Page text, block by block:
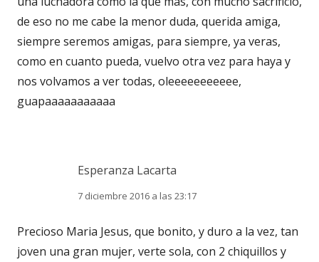
de eso no me cabe la menor duda, querida amiga,
siempre seremos amigas, para siempre, ya veras,
como en cuanto pueda, vuelvo otra vez para haya y
nos volvamos a ver todas, oleeeeeeeeeee,
guapaaaaaaaaaaa
Esperanza Lacarta
7 diciembre 2016 a las 23:17
Precioso Maria Jesus, que bonito, y duro a la vez, tan
joven una gran mujer, verte sola, con 2 chiquillos y